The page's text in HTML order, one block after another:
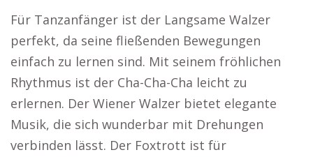
Für Tanzanfänger ist der Langsame Walzer
perfekt, da seine fließenden Bewegungen
einfach zu lernen sind. Mit seinem fröhlichen
Rhythmus ist der Cha-Cha-Cha leicht zu
erlernen. Der Wiener Walzer bietet elegante
Musik, die sich wunderbar mit Drehungen
verbinden lässt. Der Foxtrott ist für